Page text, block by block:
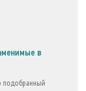
в
подобранный